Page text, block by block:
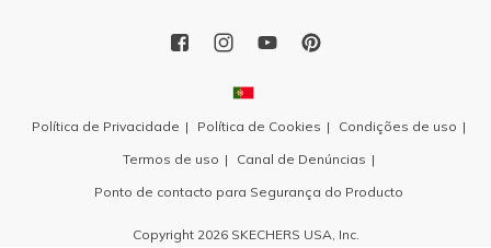
Política de Privacidade Política de Cookies
Condições de uso
Termos de uso
Canal de Denúncias
Ponto de contacto para Segurança do Producto
Copyright 2026 SKECHERS USA, Inc.